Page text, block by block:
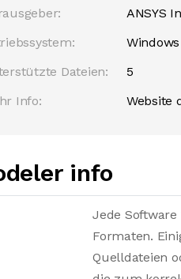
ANSYS
Windows
Dateien:
5
Info:
Website
info
Jede
Formaten.
Quelldateien